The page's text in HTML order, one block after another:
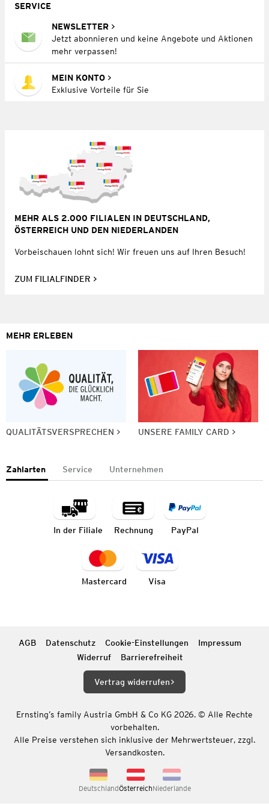
SERVICE
NEWSLETTER
Jetzt abonnieren und keine Angebote und Aktionen
mehr verpassen!
MEIN KONTO
Exklusive Vorteile für Sie
MEHR ALS 2.000 FILIALEN IN DEUTSCHLAND,
ÖSTERREICH UND DEN NIEDERLANDEN
Vorbeischauen lohnt sich! Wir freuen uns auf Ihren Besuch!
ZUM FILIALFINDER
MEHR ERLEBEN
QUALITÄTSVERSPRECHEN UNSERE FAMILY CARD
Zahlarten Service Unternehmen
In der Filiale Rechnung PayPal
Mastercard Visa
AGB Datenschutz Cookie-Einstellungen
Impressum
Widerruf
Barrierefreiheit
Vertrag widerrufen
Ernsting’s family Austria GmbH & Co KG 2026. © Alle Rechte
vorbehalten.
Alle Preise verstehen sich inklusive der Mehrwertsteuer, zzgl.
Versandkosten.
DeutschlandÖsterreichNiederlande